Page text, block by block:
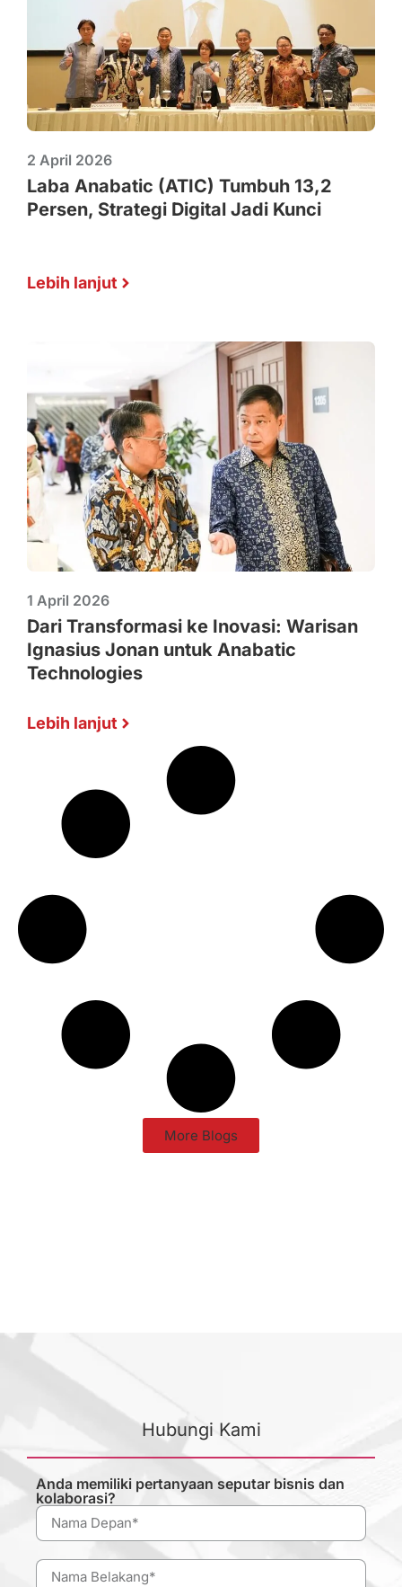
2 April 2026
Laba Anabatic (ATIC) Tumbuh 13,2
Persen, Strategi Digital Jadi Kunci
Lebih lanjut
1 April 2026
Dari Transformasi ke Inovasi: Warisan
Ignasius Jonan untuk Anabatic
Technologies
Lebih lanjut
More Blogs
Hubungi Kami
Anda memiliki pertanyaan seputar bisnis dan
kolaborasi?